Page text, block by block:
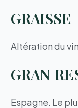
GRAISSE
Altération du
GRAN
Espagne. Le